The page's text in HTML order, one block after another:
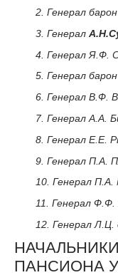
2. Генерал
3. Генерал
4. Генерал Я.Ф.
5. Генерал
6. Генерал В.Ф.
7. Генерал А.А.
8. Генерал Е.Е.
9. Генерал П.А.
10. Генерал
11. Генерал Ф.Ф.
12. Генерал
ПАНСИОНА